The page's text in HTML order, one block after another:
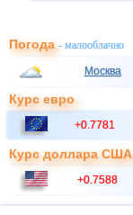
Погода- малооблачно
Москва
Курс евро
+0.7781
Курс доллара США
+0.7588